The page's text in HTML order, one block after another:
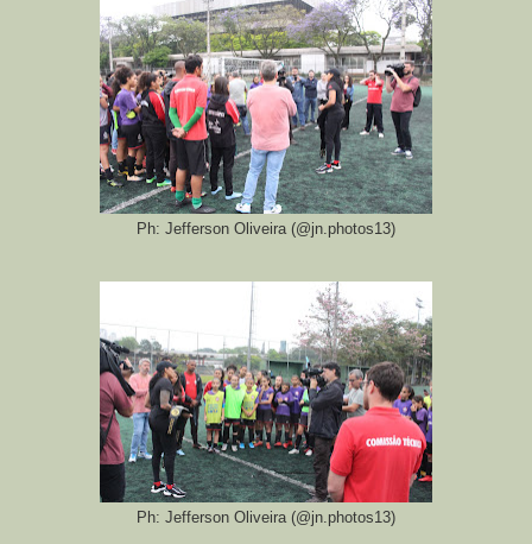
Ph: Jefferson Oliveira (@jn.photos13)
Ph: Jefferson Oliveira (@jn.photos13)